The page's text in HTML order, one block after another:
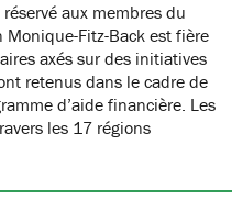
aux membres du
Monique-Fitz-Back est fière
axés sur des initiatives
retenus dans le cadre de
d’aide financière. Les
les 17 régions